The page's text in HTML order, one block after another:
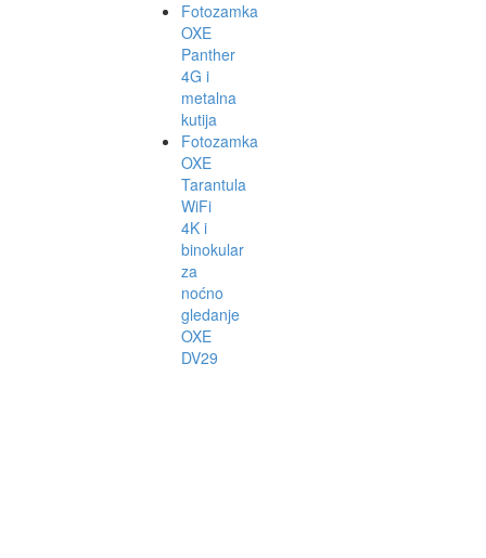
Fotozamka
OXE
Panther
4G i
metalna
kutija
Fotozamka
OXE
Tarantula
WiFi
4K i
binokular
za
noćno
gledanje
OXE
DV29